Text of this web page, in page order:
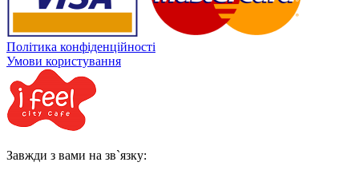
Політика конфіденційності
Умови користування
Завжди з вами на зв`язку: